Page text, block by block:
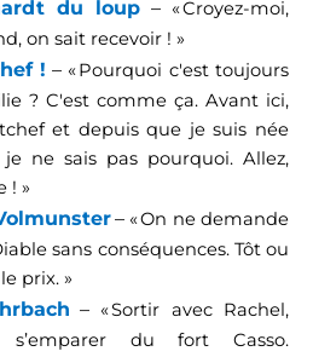
du loup – « Croyez-moi,
on sait recevoir ! »
! – « Pourquoi c'est toujours
? C'est comme ça. Avant ici,
et depuis que je suis née
ne sais pas pourquoi. Allez,
! »
– « On ne demande
sans conséquences. Tôt ou
prix. »
– « Sortir avec Rachel,
s’emparer du fort Casso.